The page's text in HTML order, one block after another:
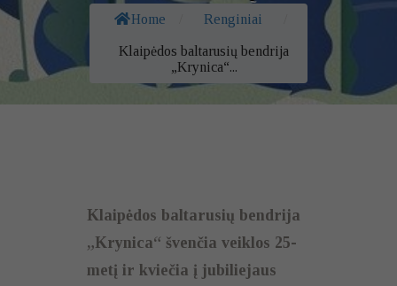
Home Renginiai
Klaipėdos baltarusių bendrija
„Krynica“...
Klaipėdos baltarusių bendrija
„Krynica“ švenčia veiklos 25-
metį ir kviečia į jubiliejaus